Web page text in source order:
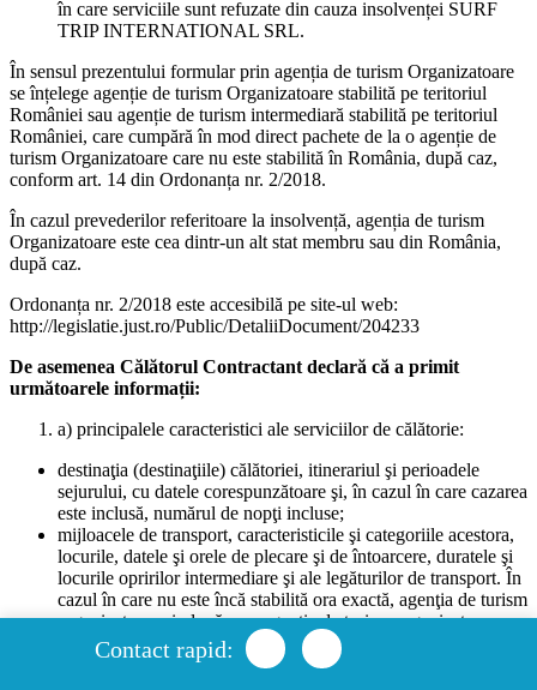
Clauzele prezentului document se supun legii
române.
Agenția va putea modifica periodic clauzele
Termenilor și condițiilor, iar Participantul la o
activitate are obligația de a lua cunoștință de această
modificare de pe site-ul Agenției.
Prezentul document este redactat în limba română.
SURF TRIP INTERNATIONAL S.R.L.
Derulează până jos pentru a putea semna
Semnează
în care serviciile sunt refuzate din cauza insolvenței SURF
TRIP INTERNATIONAL SRL.
În sensul prezentului formular prin agenția de turism Organizatoare
se înțelege agenție de turism Organizatoare stabilită pe teritoriul
României sau agenție de turism intermediară stabilită pe teritoriul
României, care cumpără în mod direct pachete de la o agenție de
turism Organizatoare care nu este stabilită în România, după caz,
conform art. 14 din Ordonanța nr. 2/2018.
În cazul prevederilor referitoare la insolvență, agenția de turism
Organizatoare este cea dintr-un alt stat membru sau din România,
după caz.
Ordonanța nr. 2/2018 este accesibilă pe site-ul web:
http://legislatie.just.ro/Public/DetaliiDocument/204233
De asemenea Călătorul Contractant declară că a primit
următoarele informații:
a) principalele caracteristici ale serviciilor de călătorie:
destinaţia (destinaţiile) călătoriei, itinerariul şi perioadele
sejurului, cu datele corespunzătoare şi, în cazul în care cazarea
este inclusă, numărul de nopţi incluse;
mijloacele de transport, caracteristicile şi categoriile acestora,
locurile, datele şi orele de plecare şi de întoarcere, duratele şi
locurile opririlor intermediare şi ale legăturilor de transport. În
cazul în care nu este încă stabilită ora exactă, agenţia de turism
organizatoare şi, după caz, agenţia de turism organizatoare
informează călătorul cu privire la ora aproximativă de plecare
şi de întoarcere;
Contact rapid: